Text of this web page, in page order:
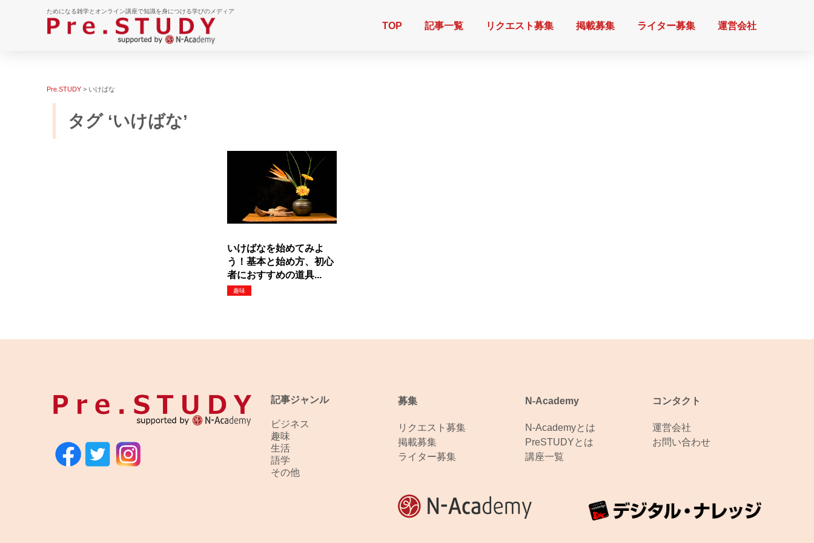
ためになる雑学とオンライン講座で知識を身につける学びのメディア
TOP 記事一覧 リクエスト募集 掲載募集 ライター募集 運営会社
Pre.STUDY > いけばな
タグ ‘いけばな’
いけばなを始めてみよ
う！基本と始め方、初心
者におすすめの道具...
趣味
記事ジャンル
ビジネス
趣味
生活
語学
その他
募集
リクエスト募集
掲載募集
ライター募集
N-Academy
N-Academyとは
PreSTUDYとは
講座一覧
コンタクト
運営会社
お問い合わせ